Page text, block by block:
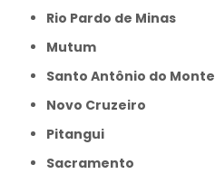
Rio Pardo de Minas
Mutum
Santo Antônio do Monte
Novo Cruzeiro
Pitangui
Sacramento